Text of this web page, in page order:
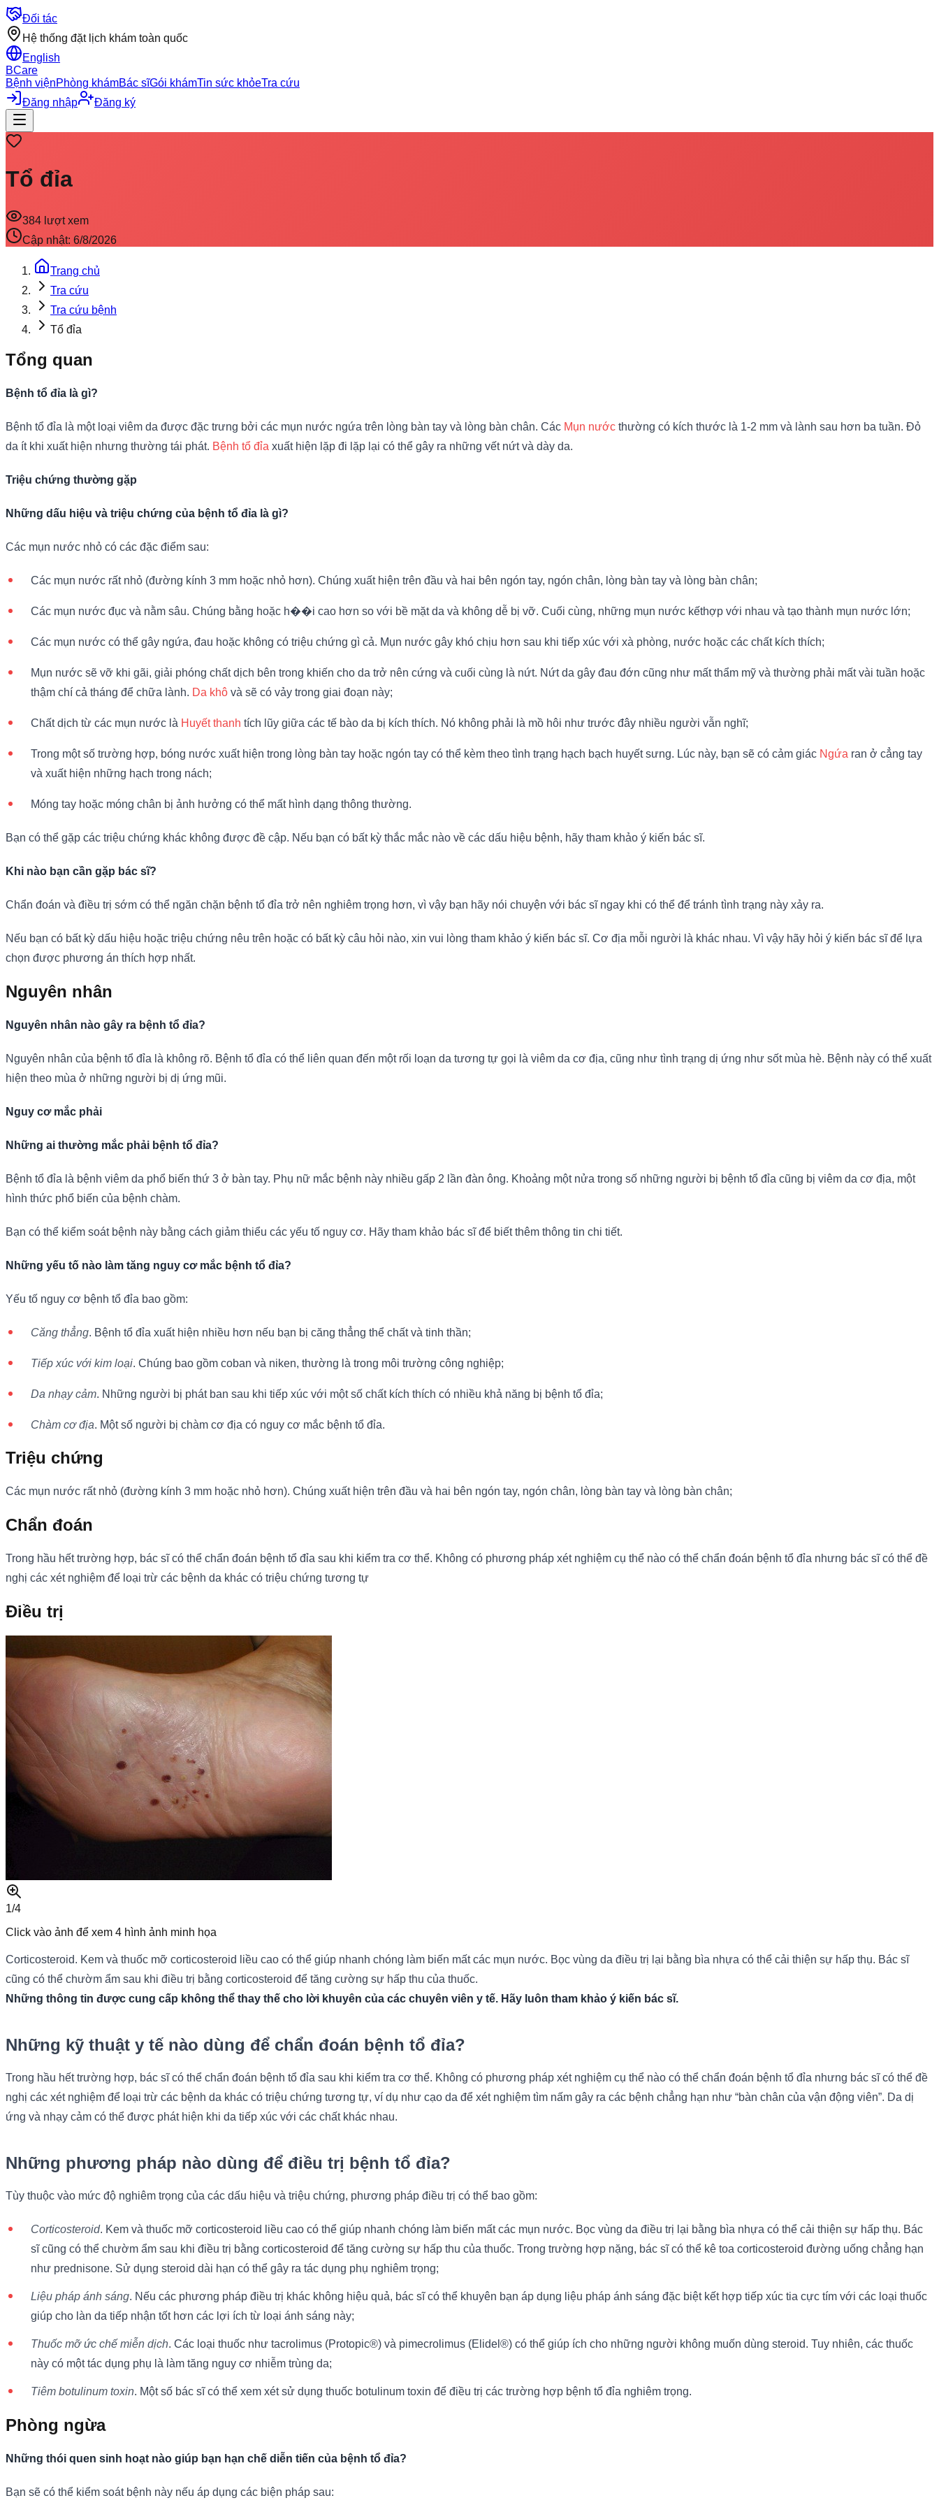
Đối tác
Hệ thống đặt lịch khám toàn quốc
English
BCare
Bệnh việnPhòng khámBác sĩGói khámTin sức khỏeTra cứu
Đăng nhập
Đăng ký
Tổ đỉa
384 lượt xem
Cập nhật: 6/8/2026
Trang chủ
Tra cứu
Tra cứu bệnh
Tổ đỉa
Tổng quan
Bệnh tổ đỉa là gì?
Bệnh tổ đỉa là một loại viêm da được đặc trưng bởi các mụn nước ngứa trên lòng bàn tay và lòng bàn chân. Các Mụn nước thường có kích thước là 1-2 mm và lành sau hơn ba tuần. Đỏ
da ít khi xuất hiện nhưng thường tái phát. Bệnh tổ đỉa xuất hiện lặp đi lặp lại có thể gây ra những vết nứt và dày da.
Triệu chứng thường gặp
Những dấu hiệu và triệu chứng của bệnh tổ đỉa là gì?
Các mụn nước nhỏ có các đặc điểm sau:
Các mụn nước rất nhỏ (đường kính 3 mm hoặc nhỏ hơn). Chúng xuất hiện trên đầu và hai bên ngón tay, ngón chân, lòng bàn tay và lòng bàn chân;
Các mụn nước đục và nằm sâu. Chúng bằng hoặc h��i cao hơn so với bề mặt da và không dễ bị vỡ. Cuối cùng, những mụn nước kếthợp với nhau và tạo thành mụn nước lớn;
Các mụn nước có thể gây ngứa, đau hoặc không có triệu chứng gì cả. Mụn nước gây khó chịu hơn sau khi tiếp xúc với xà phòng, nước hoặc các chất kích thích;
Mụn nước sẽ vỡ khi gãi, giải phóng chất dịch bên trong khiến cho da trở nên cứng và cuối cùng là nứt. Nứt da gây đau đớn cũng như mất thẩm mỹ và thường phải mất vài tuần hoặc
thậm chí cả tháng để chữa lành. Da khô và sẽ có vảy trong giai đoạn này;
Chất dịch từ các mụn nước là Huyết thanh tích lũy giữa các tế bào da bị kích thích. Nó không phải là mồ hôi như trước đây nhiều người vẫn nghĩ;
Trong một số trường hợp, bóng nước xuất hiện trong lòng bàn tay hoặc ngón tay có thể kèm theo tình trạng hạch bạch huyết sưng. Lúc này, bạn sẽ có cảm giác Ngứa ran ở cẳng tay
và xuất hiện những hạch trong nách;
Móng tay hoặc móng chân bị ảnh hưởng có thể mất hình dạng thông thường.
Bạn có thể gặp các triệu chứng khác không được đề cập. Nếu bạn có bất kỳ thắc mắc nào về các dấu hiệu bệnh, hãy tham khảo ý kiến bác sĩ.
Khi nào bạn cần gặp bác sĩ?
Chẩn đoán và điều trị sớm có thể ngăn chặn bệnh tổ đỉa trở nên nghiêm trọng hơn, vì vậy bạn hãy nói chuyện với bác sĩ ngay khi có thể để tránh tình trạng này xảy ra.
Nếu bạn có bất kỳ dấu hiệu hoặc triệu chứng nêu trên hoặc có bất kỳ câu hỏi nào, xin vui lòng tham khảo ý kiến bác sĩ. Cơ địa mỗi người là khác nhau. Vì vậy hãy hỏi ý kiến bác sĩ để lựa
chọn được phương án thích hợp nhất.
Nguyên nhân
Nguyên nhân nào gây ra bệnh tổ đỉa?
Nguyên nhân của bệnh tổ đỉa là không rõ. Bệnh tổ đỉa có thể liên quan đến một rối loạn da tương tự gọi là viêm da cơ địa, cũng như tình trạng dị ứng như sốt mùa hè. Bệnh này có thể xuất
hiện theo mùa ở những người bị dị ứng mũi.
Nguy cơ mắc phải
Những ai thường mắc phải bệnh tổ đỉa?
Bệnh tổ đỉa là bệnh viêm da phổ biến thứ 3 ở bàn tay. Phụ nữ mắc bệnh này nhiều gấp 2 lần đàn ông. Khoảng một nửa trong số những người bị bệnh tổ đỉa cũng bị viêm da cơ địa, một
hình thức phổ biến của bệnh chàm.
Bạn có thể kiểm soát bệnh này bằng cách giảm thiểu các yếu tố nguy cơ. Hãy tham khảo bác sĩ để biết thêm thông tin chi tiết.
Những yếu tố nào làm tăng nguy cơ mắc bệnh tổ đỉa?
Yếu tố nguy cơ bệnh tổ đỉa bao gồm:
Căng thẳng. Bệnh tổ đỉa xuất hiện nhiều hơn nếu bạn bị căng thẳng thể chất và tinh thần;
Tiếp xúc với kim loại. Chúng bao gồm coban và niken, thường là trong môi trường công nghiệp;
Da nhạy cảm. Những người bị phát ban sau khi tiếp xúc với một số chất kích thích có nhiều khả năng bị bệnh tổ đỉa;
Chàm cơ địa. Một số người bị chàm cơ địa có nguy cơ mắc bệnh tổ đỉa.
Triệu chứng
Các mụn nước rất nhỏ (đường kính 3 mm hoặc nhỏ hơn). Chúng xuất hiện trên đầu và hai bên ngón tay, ngón chân, lòng bàn tay và lòng bàn chân;
Chẩn đoán
Trong hầu hết trường hợp, bác sĩ có thể chẩn đoán bệnh tổ đỉa sau khi kiểm tra cơ thể. Không có phương pháp xét nghiệm cụ thể nào có thể chẩn đoán bệnh tổ đỉa nhưng bác sĩ có thể đề
nghị các xét nghiệm để loại trừ các bệnh da khác có triệu chứng tương tự
Điều trị
1/4
Click vào ảnh để xem 4 hình ảnh minh họa
Corticosteroid. Kem và thuốc mỡ corticosteroid liều cao có thể giúp nhanh chóng làm biến mất các mụn nước. Bọc vùng da điều trị lại bằng bìa nhựa có thể cải thiện sự hấp thụ. Bác sĩ
cũng có thể chườm ẩm sau khi điều trị bằng corticosteroid để tăng cường sự hấp thu của thuốc.
Những thông tin được cung cấp không thể thay thế cho lời khuyên của các chuyên viên y tế. Hãy luôn tham khảo ý kiến bác sĩ.
Những kỹ thuật y tế nào dùng để chẩn đoán bệnh tổ đỉa?
Trong hầu hết trường hợp, bác sĩ có thể chẩn đoán bệnh tổ đỉa sau khi kiểm tra cơ thể. Không có phương pháp xét nghiệm cụ thể nào có thể chẩn đoán bệnh tổ đỉa nhưng bác sĩ có thể đề
nghị các xét nghiệm để loại trừ các bệnh da khác có triệu chứng tương tự, ví dụ như cạo da để xét nghiệm tìm nấm gây ra các bệnh chẳng hạn như “bàn chân của vận động viên”. Da dị
ứng và nhạy cảm có thể được phát hiện khi da tiếp xúc với các chất khác nhau.
Những phương pháp nào dùng để điều trị bệnh tổ đỉa?
Tùy thuộc vào mức độ nghiêm trọng của các dấu hiệu và triệu chứng, phương pháp điều trị có thể bao gồm:
Corticosteroid. Kem và thuốc mỡ corticosteroid liều cao có thể giúp nhanh chóng làm biến mất các mụn nước. Bọc vùng da điều trị lại bằng bìa nhựa có thể cải thiện sự hấp thụ. Bác
sĩ cũng có thể chườm ẩm sau khi điều trị bằng corticosteroid để tăng cường sự hấp thu của thuốc. Trong trường hợp nặng, bác sĩ có thể kê toa corticosteroid đường uống chẳng hạn
như prednisone. Sử dụng steroid dài hạn có thể gây ra tác dụng phụ nghiêm trọng;
Liệu pháp ánh sáng. Nếu các phương pháp điều trị khác không hiệu quả, bác sĩ có thể khuyên bạn áp dụng liệu pháp ánh sáng đặc biệt kết hợp tiếp xúc tia cực tím với các loại thuốc
giúp cho làn da tiếp nhận tốt hơn các lợi ích từ loại ánh sáng này;
Thuốc mỡ ức chế miễn dịch. Các loại thuốc như tacrolimus (Protopic®) và pimecrolimus (Elidel®) có thể giúp ích cho những người không muốn dùng steroid. Tuy nhiên, các thuốc
này có một tác dụng phụ là làm tăng nguy cơ nhiễm trùng da;
Tiêm botulinum toxin. Một số bác sĩ có thể xem xét sử dụng thuốc botulinum toxin để điều trị các trường hợp bệnh tổ đỉa nghiêm trọng.
Phòng ngừa
Những thói quen sinh hoạt nào giúp bạn hạn chế diễn tiến của bệnh tổ đỉa?
Bạn sẽ có thể kiểm soát bệnh này nếu áp dụng các biện pháp sau: